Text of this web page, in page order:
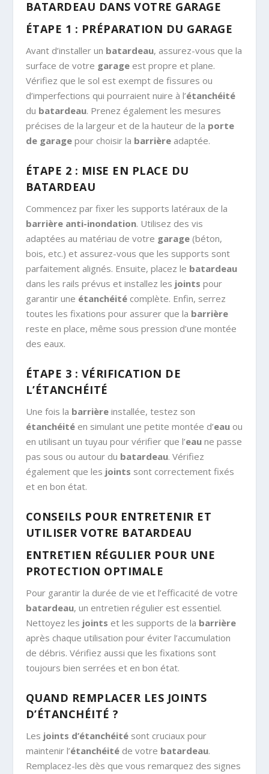
BATARDEAU DANS VOTRE GARAGE
ÉTAPE 1 : PRÉPARATION DU GARAGE
Avant d’installer un batardeau, assurez-vous que la
surface de votre garageest propre et plane.
Vérifiez que le sol est exempt de fissures ou
d’imperfections qui pourraient nuire à l’étanchéité
du batardeau. Prenez également les mesures
précises de la largeur et de la hauteur de la porte
de garagepour choisir la barrièreadaptée.
ÉTAPE 2 : MISE EN PLACE DU
BATARDEAU
Commencez par fixer les supports latéraux de la
barrière anti-inondation. Utilisez des vis
adaptées au matériau de votre garage(béton,
bois, etc.) et assurez-vous que les supports sont
parfaitement alignés. Ensuite, placez le batardeau
dans les rails prévus et installez les joints pour
garantir une étanchéitécomplète. Enfin, serrez
toutes les fixations pour assurer que la barrière
reste en place, même sous pression d’une montée
des eaux.
ÉTAPE 3 : VÉRIFICATION DE
L’ÉTANCHÉITÉ
Une fois la barrièreinstallée, testez son
étanchéitéen simulant une petite montée d’eauou
en utilisant un tuyau pour vérifier que l’eaune passe
pas sous ou autour du batardeau. Vérifiez
également que les joints sont correctement fixés
et en bon état.
CONSEILS POUR ENTRETENIR ET
UTILISER VOTRE BATARDEAU
ENTRETIEN RÉGULIER POUR UNE
PROTECTION OPTIMALE
Pour garantir la durée de vie et l’efficacité de votre
batardeau, un entretien régulier est essentiel.
Nettoyez les joints et les supports de la barrière
après chaque utilisation pour éviter l’accumulation
de débris. Vérifiez aussi que les fixations sont
toujours bien serrées et en bon état.
QUAND REMPLACER LES JOINTS
D’ÉTANCHÉITÉ ?
Les joints d’étanchéitésont cruciaux pour
maintenir l’étanchéitéde votre batardeau.
Remplacez-les dès que vous remarquez des signes